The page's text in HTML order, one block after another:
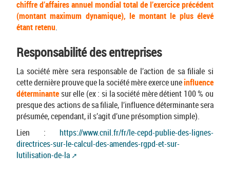
chiffre d’affaires annuel mondial total de l’exercice précédent
(montant maximum dynamique), le montant le plus élevé
étant retenu.
Responsabilité des entreprises
La société mère sera responsable de l’action de sa filiale si
cette dernière prouve que la société mère exerce uneinfluence
déterminantesur elle (ex : si la société mère détient 100 % ou
presque des actions de sa filiale, l’influence déterminante sera
présumée, cependant, il s’agit d’une présomption simple).
Lien : https://www.cnil.fr/fr/le-cepd-publie-des-lignes-
directrices-sur-le-calcul-des-amendes-rgpd-et-sur-
lutilisation-de-la